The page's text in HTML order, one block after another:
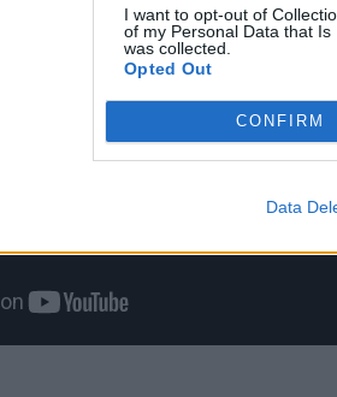
I want to opt-out of
of my Personal Data that
was collected.
Opted Out
CONFIRM
Data